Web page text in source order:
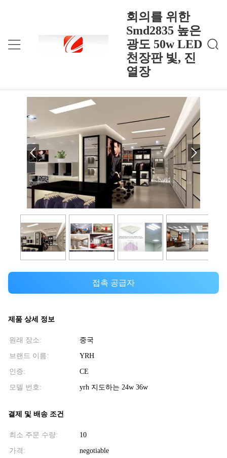
회의를 위한
Smd2835 높은
광도 50w LED
천장판 빛, 진
열장
홈>
회의를 위한 Smd2835 높은 광도 50w LED 천장판
빛, 진열장
회의를 위한 Smd2835 높은 광도 50w
LED 천장판 빛, 진열장
접촉 공급자
제품 상세 정보
원래 장소: 중국
브랜드 이름: YRH
인증: CE
모델 번호: yrh 지도하는 24w 36w
결제 및 배송 조건
최소 주문 수량: 10
가격: negotiable